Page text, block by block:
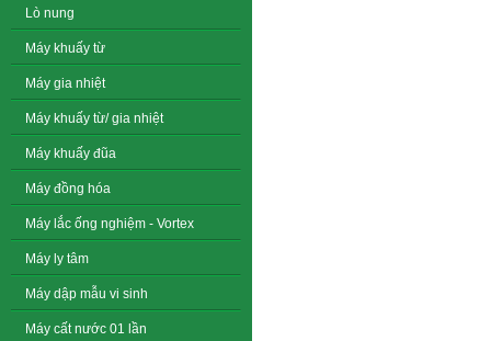
Lò nung
Máy khuấy từ
Máy gia nhiệt
Máy khuấy từ/ gia nhiệt
Máy khuấy đũa
Máy đồng hóa
Máy lắc ống nghiệm - Vortex
Máy ly tâm
Máy dập mẫu vi sinh
Máy cất nước 01 lần